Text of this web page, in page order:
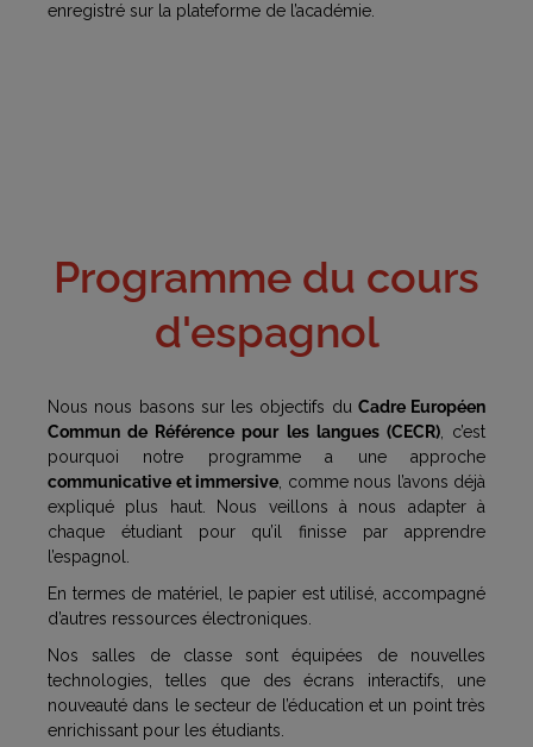
enregistré sur la plateforme de l’académie.
Programme du cours
d'espagnol
Nous nous basons sur les objectifs du Cadre Européen
Commun de Référence pour les langues (CECR), c’est
pourquoi notre programme a une approche
communicative et immersive , comme nous l’avons déjà
expliqué plus haut. Nous veillons à nous adapter à
chaque étudiant pour qu’il finisse par apprendre
l’espagnol.
En termes de matériel, le papier est utilisé, accompagné
d’autres ressources électroniques.
Nos salles de classe sont équipées de nouvelles
technologies, telles que des écrans interactifs, une
nouveauté dans le secteur de l’éducation et un point très
enrichissant pour les étudiants.